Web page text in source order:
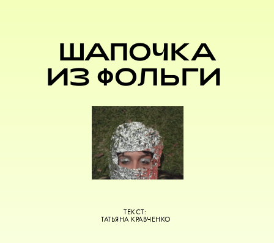
ШАПОЧКА
ИЗ ФОЛЬГИ
ТЕКСТ:
ТАТЬЯНА КРАВЧЕНКО